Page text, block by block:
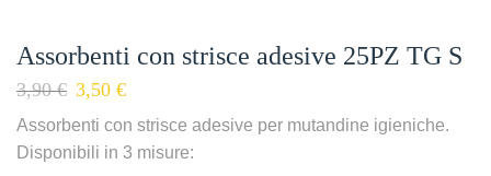
Assorbenti con strisce adesive 25PZ TG S
3,90€ 3,50 €
Assorbenti con strisce adesive per mutandine igieniche.
Disponibili in 3 misure: